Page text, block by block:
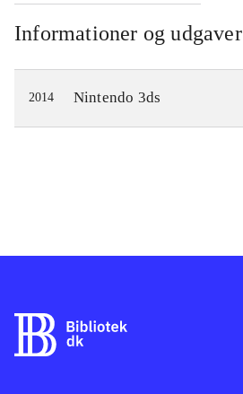
Informationer og udgaver
2014 Nintendo 3ds